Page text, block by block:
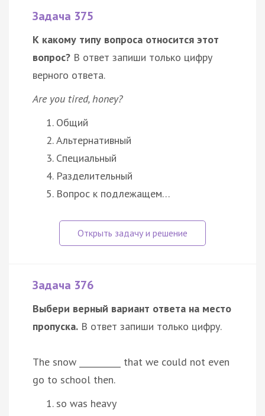
Задача 375
К какому типу вопроса относится этот
вопрос? В ответ запиши только цифру
верного ответа.
Are you tired, honey?
Общий
Альтернативный
Специальный
Разделительный
Вопрос к подлежащем…
Задача 376
Выбери верный вариант ответа на место
пропуска. В ответ запиши только цифру.
The snow __________ that we could not even
go to school then.
so was heavy